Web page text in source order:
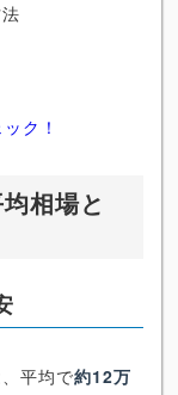
ク！
相場と
平均で約12万